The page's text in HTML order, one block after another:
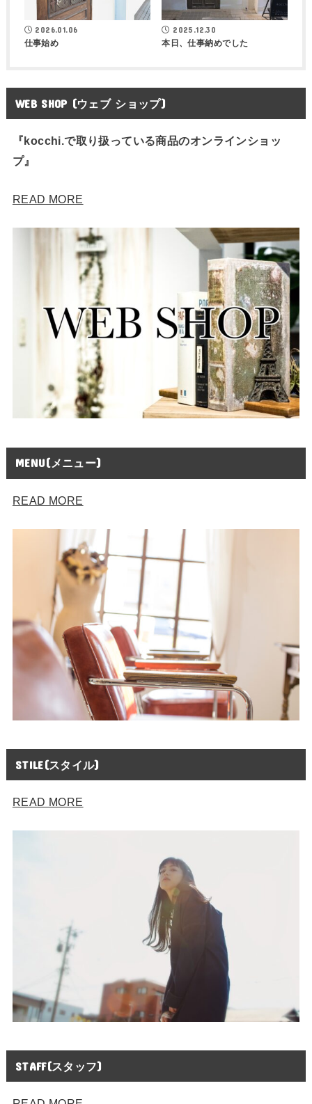
2026.01.06
仕事始め
2025.12.30
本日、仕事納めでした
WEB SHOP (ウェブ ショップ)
『kocchi.で取り扱っている商品のオンラインショッ
プ』
READ MORE
MENU(メニュー)
READ MORE
STILE(スタイル)
READ MORE
STAFF(スタッフ)